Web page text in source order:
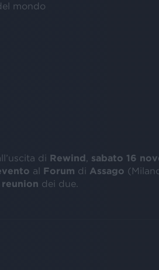
mondo
di Rewind sabato 16
al Forum di Assago
reunion dei due.